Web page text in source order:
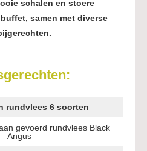
schalen en stoere
samen met diverse
rundvlees 6 soorten
gevoerd rundvlees Black
Angus